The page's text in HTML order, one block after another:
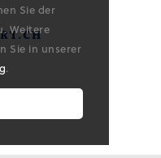
Sie der
Weitere
Sie in unserer
.